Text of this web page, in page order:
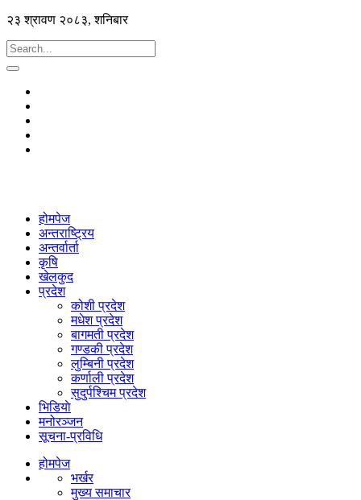
२३ श्रावण २०८३, शनिबार
होमपेज
अन्तराष्ट्रिय
अन्तर्वार्ता
कृषि
खेलकुद
प्रदेश
कोशी प्रदेश
मधेश प्रदेश
बागमती प्रदेश
गण्डकी प्रदेश
लुम्बिनी प्रदेश
कर्णाली प्रदेश
सुदुर्पश्चिम प्रदेश
भिडियाे
मनोरञ्जन
सूचना-प्रविधि
होमपेज
भर्खर
मुख्य समाचार